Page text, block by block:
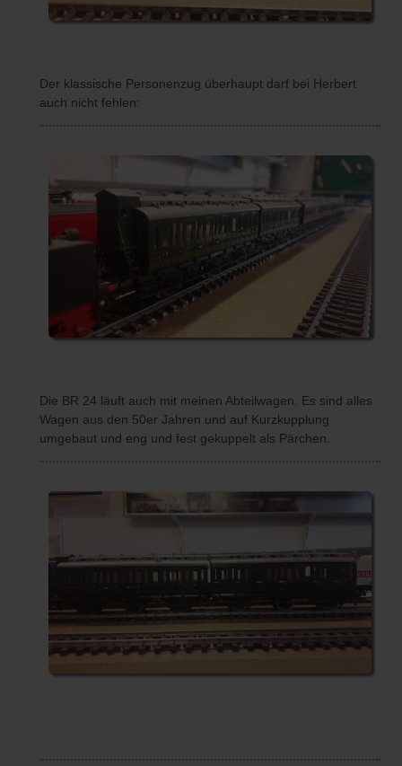
Der klassische Personenzug überhaupt darf bei Herbert
auch nicht fehlen:
Die BR 24 läuft auch mit meinen Abteilwagen. Es sind alles
Wagen aus den 50er Jahren und auf Kurzkupplung
umgebaut und eng und fest gekuppelt als Pärchen.